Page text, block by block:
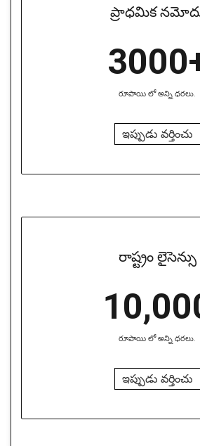
ప్రాధమిక
రూపాయి లో అన్ని ధరలు.
ఇప్పుడు వర్తించు
రాష్ట్రం లైసెన్సు
రూపాయి లో అన్ని ధరలు.
ఇప్పుడు వర్తించు